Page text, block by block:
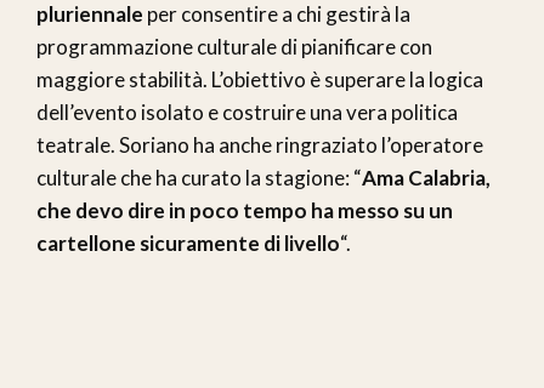
pluriennale per consentire a chi gestirà la
programmazione culturale di pianificare con
maggiore stabilità. L’obiettivo è superare la logica
dell’evento isolato e costruire una vera politica
teatrale. Soriano ha anche ringraziato l’operatore
culturale che ha curato la stagione: “Ama Calabria,
che devo dire in poco tempo ha messo su un
cartellone sicuramente di livello“.